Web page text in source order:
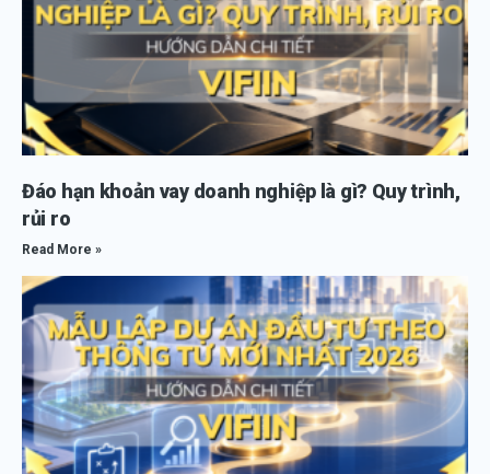
Đáo hạn khoản vay doanh nghiệp là gì? Quy trình,
rủi ro
Read More »